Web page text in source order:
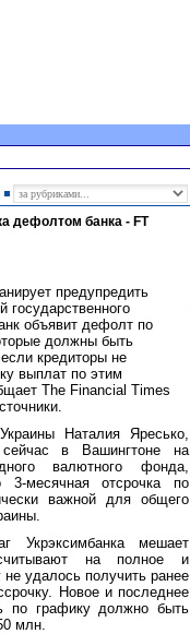
дефолтом банка - FT
предупредить
государственного
объявит дефолт по
должны быть
кредиторы не
выплат по этим
The Financial Times
Наталия Яресько,
сейчас в Вашингтоне на
валютного фонда,
3-месячная отсрочка по
важной для общего
Укрэксимбанка мешает
на полное и
не удалось получить ранее
Новое и последнее
по графику должно быть
млн.